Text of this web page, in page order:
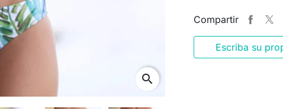
search
Compartir
Escriba su